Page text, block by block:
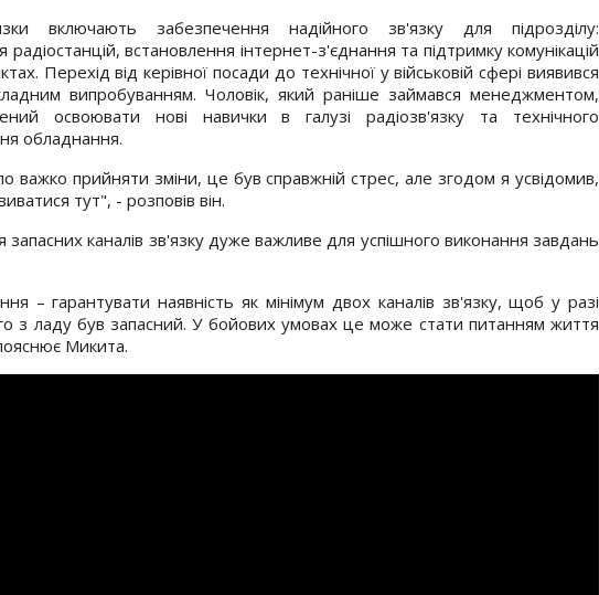
включають забезпечення надійного зв'язку для підрозділу:
встановлення інтернет-з'єднання та підтримку комунікацій
Перехід від керівної посади до технічної у військовій сфері виявився
випробуванням. Чоловік, який раніше займався менеджментом,
освоювати нові навички в галузі радіозв'язку та технічного
обладнання.
важко прийняти зміни, це був справжній стрес, але згодом я усвідомив,
тут", - розповів він.
запасних каналів зв'язку дуже важливе для успішного виконання завдань
– гарантувати наявність як мінімум двох каналів зв'язку, щоб у разі
з ладу був запасний. У бойових умовах це може стати питанням життя
Микита.